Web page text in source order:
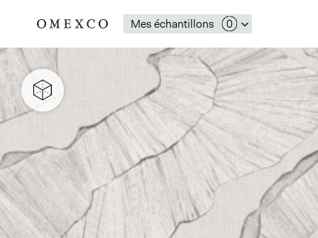
Mes échantillons